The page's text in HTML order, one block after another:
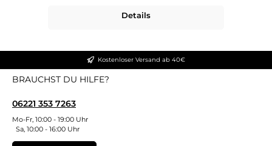
Details
Kostenloser Versand ab 40€
BRAUCHST DU HILFE?
06221 353 7263
Mo-Fr, 10:00 - 19:00 Uhr
Sa, 10:00 - 16:00 Uhr